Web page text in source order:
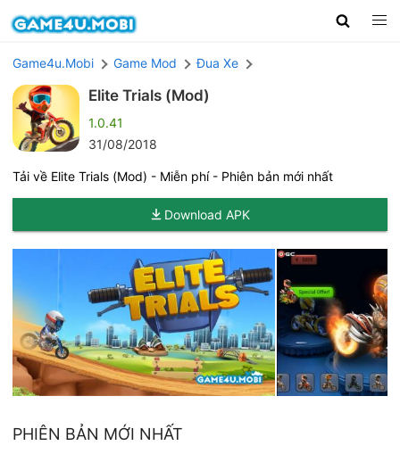
Game4u.Mobi Game Mod Đua Xe
Elite Trials (Mod)
1.0.41
31/08/2018
Tải về Elite Trials (Mod) - Miễn phí - Phiên bản mới nhất
Download APK
PHIÊN BẢN MỚI NHẤT